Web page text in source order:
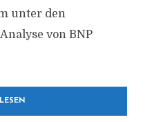
unter den
von BNP